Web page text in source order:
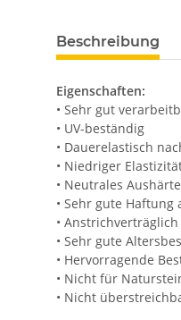
Beschreibung
Eigenschaften:
• Sehr gut
• UV-beständig
• Dauerelastisch
• Niedriger
• Neutrales
• Sehr gute
•
• Sehr gute
• Hervorragende
• Nicht für
• Nicht